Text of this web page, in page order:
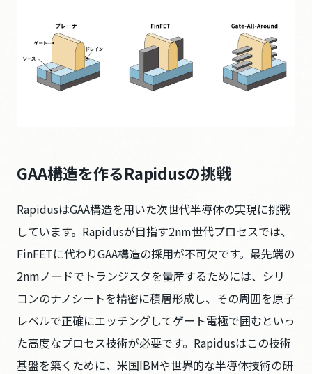
GAA構造を作るRapidusの挑戦
RapidusはGAA構造を用いた次世代半導体の実現に挑戦
しています。Rapidusが目指す2nm世代プロセスでは、
FinFETに代わりGAA構造の採用が不可欠です。最先端の
2nmノードでトランジスタを量産するためには、シリ
コンのナノシートを精密に積層形成し、その周囲を原子
レベルで正確にエッチングしてゲート電極で囲むといっ
た高度なプロセス技術が必要です。Rapidusはこの技術
基盤を築くために、米国IBMや世界的な半導体技術の研